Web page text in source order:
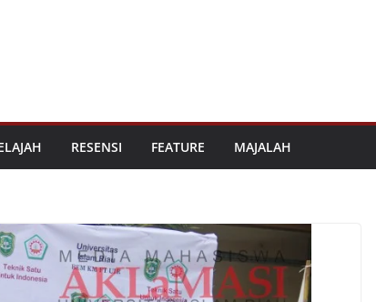
RESENSI FEATURE MAJALAH